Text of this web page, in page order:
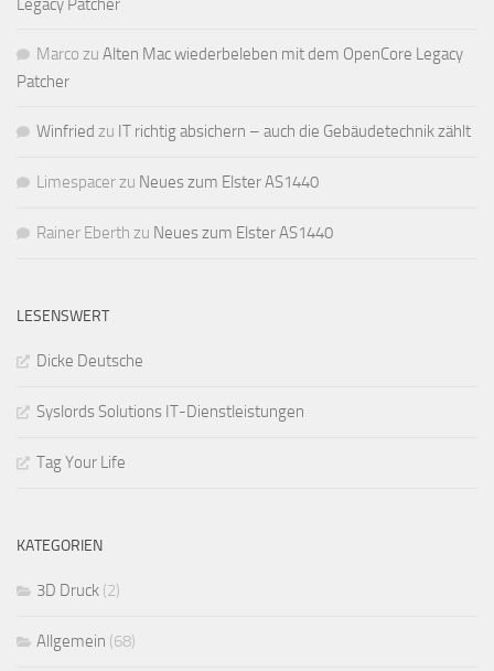
Legacy Patcher
Marco zu Alten Mac wiederbeleben mit dem OpenCore Legacy
Patcher
Winfried zu IT richtig absichern – auch die Gebäudetechnik zählt
Limespacerzu Neues zum Elster AS1440
Rainer Eberth zu Neues zum Elster AS1440
LESENSWERT
Dicke Deutsche
Syslords Solutions IT-Dienstleistungen
Tag Your Life
KATEGORIEN
3D Druck (2)
Allgemein (68)